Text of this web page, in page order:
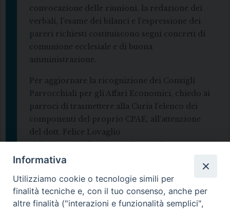
convocazione delle riunioni, la redazione dei
verbali, l’esame dei bilanci e l’espressione dei
pareri richiesti costituiscono segni concreti di
comunione ecclesiale e di buona
amministrazione.
Per aggiornare la ricognizione dei Consigli
Parrocchiali per gli Affari Economici, chiedo ai
parroci di trasmettere alla Curia l’elenco dei
componenti del proprio CPAE, all’attenzione
del dott. Felice Lovaglio
(felicelovaglio.diocesi.melfi@gmail.com– 331
463 4138).
Confidando nella vostra partecipazione, vi
ringrazio per il prezioso servizio che rendete
alle nostre comunità.
Informativa
Utilizziamo cookie o tecnologie simili per
finalità tecniche e, con il tuo consenso, anche per
altre finalità ("interazioni e funzionalità semplici",